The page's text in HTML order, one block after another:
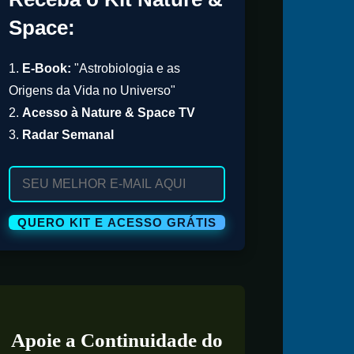
Space:
1. E-Book: "Astrobiologia e as
Origens da Vida no Universo"
2. Acesso à Nature & Space TV
3. Radar Semanal
Apoie a Continuidade do